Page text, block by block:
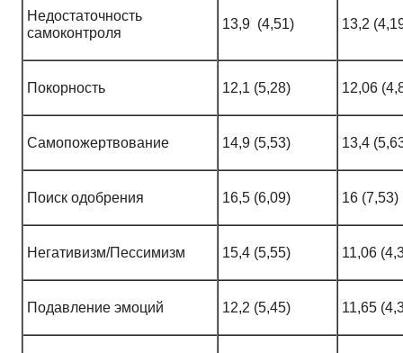
Недостаточность
самоконтроля
13,9 (4,51) 13,2
Покорность 12,1 (5,28) 12,06
Самопожертвование 14,9 (5,53) 13,4
Поиск одобрения 16,5 (6,09) 16 (7,53)
Негативизм/Пессимизм 15,4 (5,55) 11,06
Подавление эмоций 12,2 (5,45) 11,65